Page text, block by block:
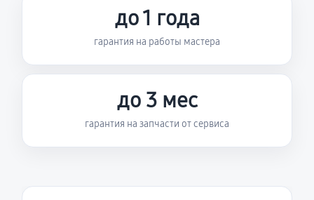
до 1 года
гарантия на работы мастера
до 3 мес
гарантия на запчасти от сервиса